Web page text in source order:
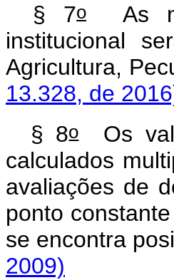
§ 7oAs
institucional
Agricultura,
13.328, de
§ 8oOs
calculados
avaliações de
ponto
se encontra
2009)